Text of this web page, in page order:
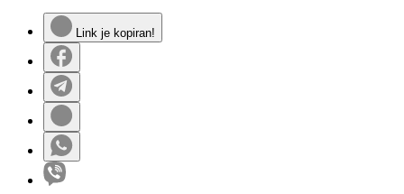
Link je kopiran!